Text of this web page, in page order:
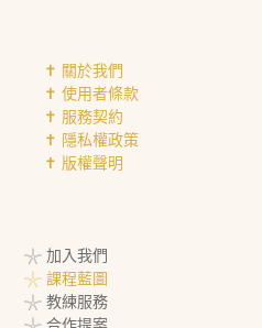
✝︎ 關於我們
✝︎ 使用者條款
✝︎ 服務契約
✝︎ 隱私權政策
✝︎ 版權聲明
𓇼 加入我們
𓇼 課程藍圖
𓇼 教練服務